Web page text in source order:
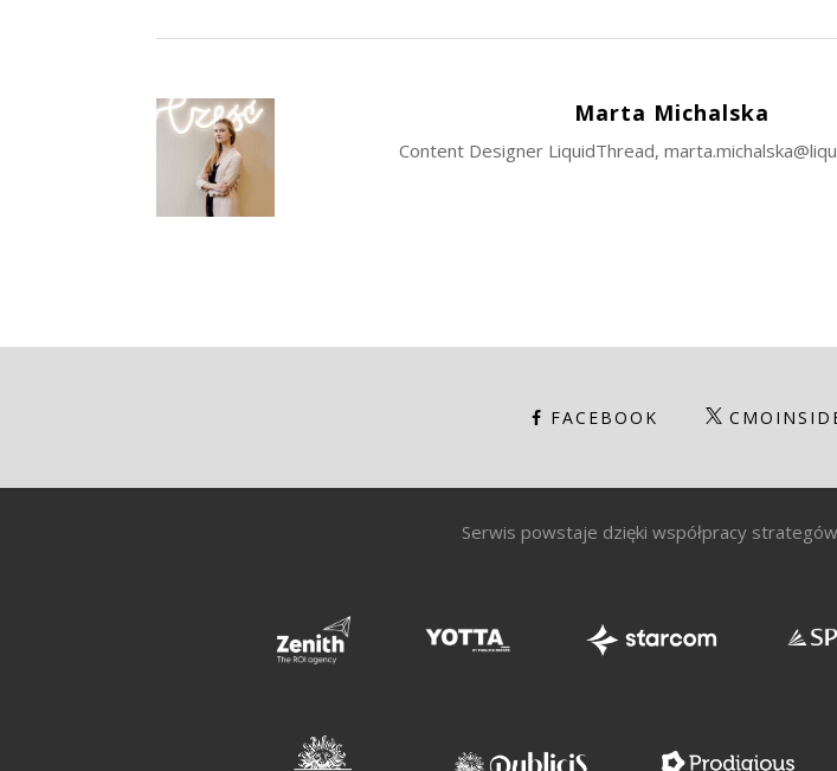
Marta Michalska
Content Designer LiquidThread,
FACEBOOK
Serwis powstaje dzięki współpracy